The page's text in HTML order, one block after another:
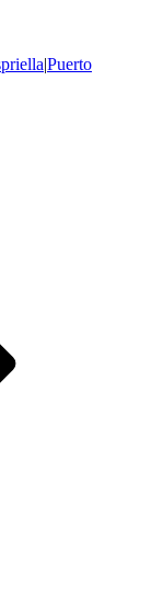
|Puerto